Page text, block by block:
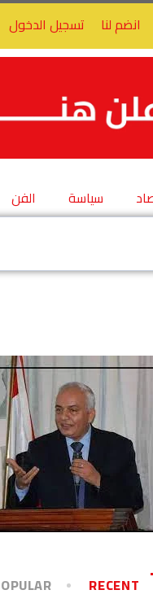
انضم لنا تسجيل الدخول
سياسة
الفن
RECENT